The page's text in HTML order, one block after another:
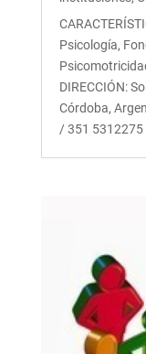
Psicología,
DIRECCIÓN:
Córdoba,
/ 351